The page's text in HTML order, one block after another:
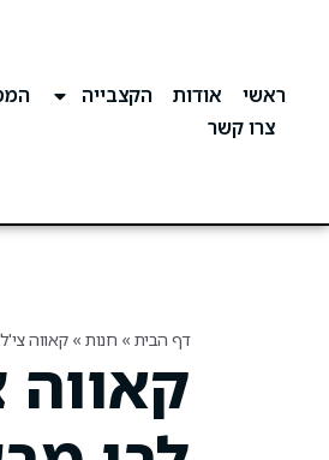
ראשי אודות הקצבייה
צרו קשר
דף הבית » חנות»קאווה
קאווה